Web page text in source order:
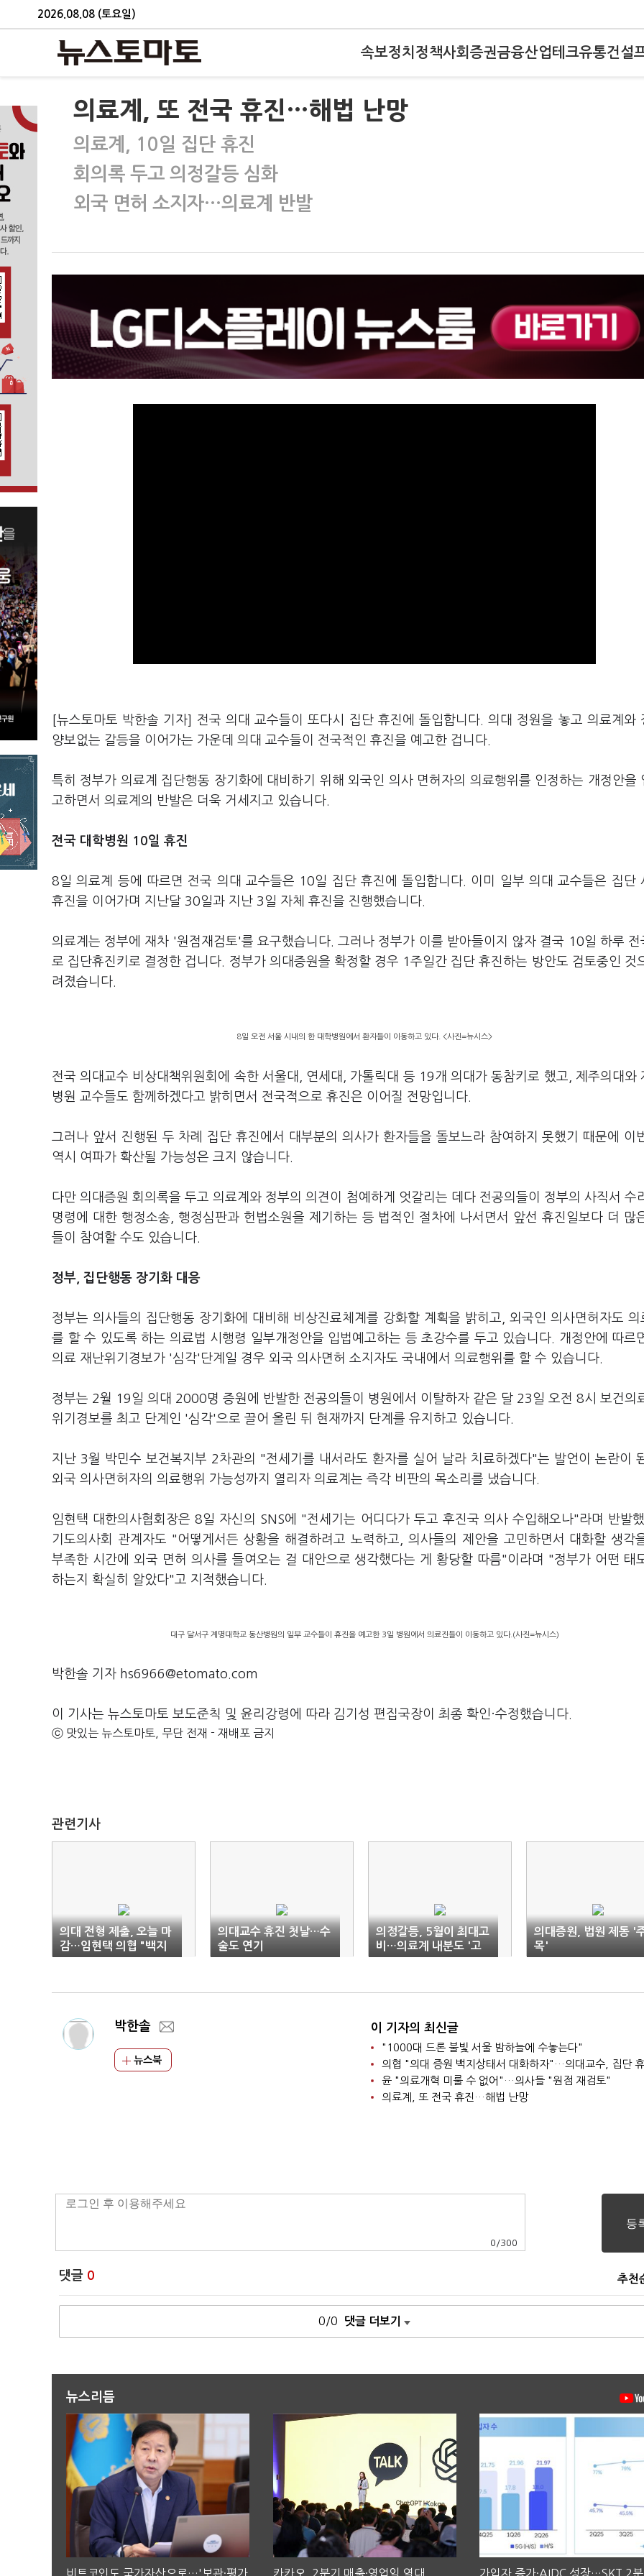
2026.08.08 (토요일)
속보정치 정책사회 증권금융산업테크유통건설
의료계, 또 전국 휴진…해법 난망
의료계, 10일 집단 휴진
회의록 두고 의정갈등 심화
외국 면허 소지자…의료계 반발
[뉴스토마토 박한솔 기자] 전국 의대 교수들이 또다시 집단 휴진에 돌입합니다. 의대 정원을 놓고 의료계와
양보없는 갈등을 이어가는 가운데 의대 교수들이 전국적인 휴진을 예고한 겁니다.
특히 정부가 의료계 집단행동 장기화에 대비하기 위해 외국인 의사 면허자의 의료행위를 인정하는 개정안을
고하면서 의료계의 반발은 더욱 거세지고 있습니다.
전국 대학병원 10일 휴진
8일 의료계 등에 따르면 전국 의대 교수들은 10일 집단 휴진에 돌입합니다. 이미 일부 의대 교수들은 집단
휴진을 이어가며 지난달 30일과 지난 3일 자체 휴진을 진행했습니다.
의료계는 정부에 재차 '원점재검토'를 요구했습니다. 그러나 정부가 이를 받아들이지 않자 결국 10일 하루 전
로 집단휴진키로 결정한 겁니다. 정부가 의대증원을 확정할 경우 1주일간 집단 휴진하는 방안도 검토중인 것
려졌습니다.
8일 오전 서울 시내의 한 대학병원에서 환자들이 이동하고 있다. <사진=뉴시스>
전국 의대교수 비상대책위원회에 속한 서울대, 연세대, 가톨릭대 등 19개 의대가 동참키로 했고, 제주의대와
병원 교수들도 함께하겠다고 밝히면서 전국적으로 휴진은 이어질 전망입니다.
그러나 앞서 진행된 두 차례 집단 휴진에서 대부분의 의사가 환자들을 돌보느라 참여하지 못했기 때문에 이
역시 여파가 확산될 가능성은 크지 않습니다.
다만 의대증원 회의록을 두고 의료계와 정부의 의견이 첨예하게 엇갈리는 데다 전공의들이 정부의 사직서 수
명령에 대한 행정소송, 행정심판과 헌법소원을 제기하는 등 법적인 절차에 나서면서 앞선 휴진일보다 더 많
들이 참여할 수도 있습니다.
정부, 집단행동 장기화 대응
정부는 의사들의 집단행동 장기화에 대비해 비상진료체계를 강화할 계획을 밝히고, 외국인 의사면허자도 의
를 할 수 있도록 하는 의료법 시행령 일부개정안을 입법예고하는 등 초강수를 두고 있습니다. 개정안에 따르
의료 재난위기경보가 '심각'단계일 경우 외국 의사면허 소지자도 국내에서 의료행위를 할 수 있습니다.
정부는 2월 19일 의대 2000명 증원에 반발한 전공의들이 병원에서 이탈하자 같은 달 23일 오전 8시 보건의
위기경보를 최고 단계인 '심각'으로 끌어 올린 뒤 현재까지 단계를 유지하고 있습니다.
지난 3월 박민수 보건복지부 2차관의 "전세기를 내서라도 환자를 실어 날라 치료하겠다"는 발언이 논란이
외국 의사면허자의 의료행위 가능성까지 열리자 의료계는 즉각 비판의 목소리를 냈습니다.
임현택 대한의사협회장은 8일 자신의 SNS에 "전세기는 어디다가 두고 후진국 의사 수입해오나"라며 반발
기도의사회 관계자도 "어떻게서든 상황을 해결하려고 노력하고, 의사들의 제안을 고민하면서 대화할 생각
부족한 시간에 외국 면허 의사를 들여오는 걸 대안으로 생각했다는 게 황당할 따름"이라며 "정부가 어떤 태
하는지 확실히 알았다"고 지적했습니다.
대구 달서구 계명대학교 동산병원의 일부 교수들이 휴진을 예고한 3일 병원에서 의료진들이 이동하고 있다.(사진=뉴시스)
박한솔 기자 hs6966@etomato.com
이 기사는 뉴스토마토 보도준칙 및 윤리강령에 따라 김기성 편집국장이 최종 확인·수정했습니다.
ⓒ 맛있는 뉴스토마토, 무단 전재 - 재배포 금지
관련기사
의대 전형 제출, 오늘 마
감…임현택 의협 "백지
화"
의대교수 휴진 첫날…수
술도 연기
의정갈등, 5월이 최대고
비…의료계 내분도 '고
조'
의대증원, 법원 제동 '
목'
박한솔
뉴스북
이 기자의 최신글
"1000대 드론 불빛 서울 밤하늘에 수놓는다"
의협 "의대 증원 백지상태서 대화하자"…의대교수, 집단
윤 "의료개혁 미룰 수 없어"…의사들 "원점 재검토"
의료계, 또 전국 휴진…해법 난망
0 /300
댓글 0 추천
0/0 댓글 더보기
뉴스리듬
비트코인도 국가자산으로…'보관·평가 카카오, 2분기 매출·영업익 역대 가입자 증가·AIDC 성장…SKT 2